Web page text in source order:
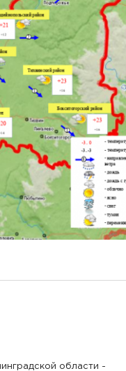
области -